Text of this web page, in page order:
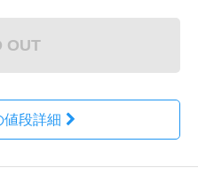
OUT
値段詳細